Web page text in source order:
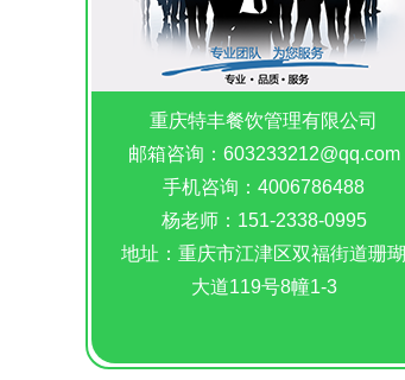
重庆特丰餐饮管理有限公司
邮箱咨询：603233212@qq.com
手机咨询：4006786488
杨老师：151-2338-0995
地址：重庆市江津区双福街道珊瑚
大道119号8幢1-3